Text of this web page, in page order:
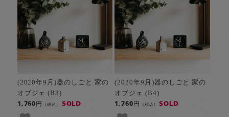
(2020年9月)器のしごと 家の
オブジェ (B3)
1,760円[税込] SOLD
(2020年9月)器のしごと 家の
オブジェ (B4)
1,760円 [税込] SOLD